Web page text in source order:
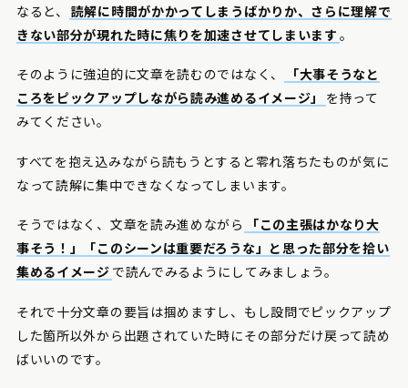
なると、
読解に時間がかかってしまうばかりか、さらに理解で
きない部分が現れた時に焦りを加速させてしまいます 。
そのように強迫的に文章を読むのではなく、
「大事そうなと
ころをピックアップしながら読み進めるイメージ」
を持って
みてください。
すべてを抱え込みながら読もうとすると零れ落ちたものが気に
なって読解に集中できなくなってしまいます。
そうではなく、文章を読み進めながら
「この主張はかなり大
事そう！」「このシーンは重要だろうな」と思った部分を拾い
集めるイメージ で読んでみるようにしてみましょう。
それで十分文章の要旨は掴めますし、もし設問でピックアップ
した箇所以外から出題されていた時にその部分だけ戻って読め
ばいいのです。